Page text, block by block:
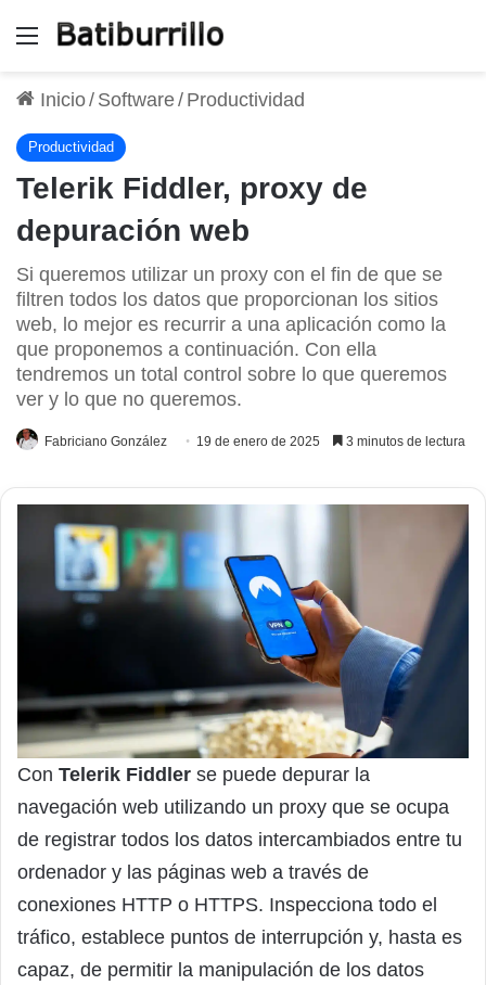
Menú
Inicio/ Software/ Productividad
Productividad
Telerik Fiddler, proxy de
depuración web
Si queremos utilizar un proxy con el fin de que se
filtren todos los datos que proporcionan los sitios
web, lo mejor es recurrir a una aplicación como la
que proponemos a continuación. Con ella
tendremos un total control sobre lo que queremos
ver y lo que no queremos.
Fabriciano González 19 de enero de 2025 3 minutos de lectura
Con Telerik Fiddler se puede depurar la
navegación web utilizando un proxy que se ocupa
de registrar todos los datos intercambiados entre tu
ordenador y las páginas web a través de
conexiones HTTP o HTTPS. Inspecciona todo el
tráfico, establece puntos de interrupción y, hasta es
capaz, de permitir la manipulación de los datos